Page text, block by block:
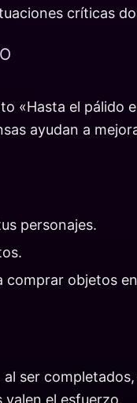
críticas
«Hasta el pálido
ayudan a
personajes.
comprar objetos
ser
el esfuerzo.